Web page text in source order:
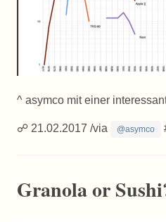
^ asymco mit einer
☍ 21.02.2017 /via @asymco
Granola or